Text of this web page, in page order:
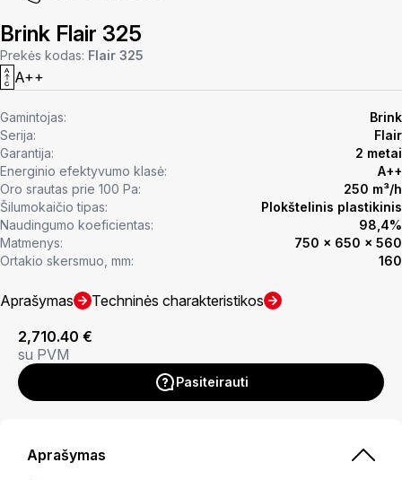
Brink Flair 325
Prekės kodas: Flair 325
A++
Gamintojas:
Brink
Serija:
Flair
Garantija:
2 metai
Energinio efektyvumo klasė:
A++
Oro srautas prie 100 Pa:
250 m³/h
Šilumokaičio tipas:
Plokštelinis plastikinis
Naudingumo koeficientas:
98,4%
Matmenys:
750 x 650 x 560
Ortakio skersmuo, mm:
160
Aprašymas
Techninės charakteristikos
2,710.40 €
su PVM
Pasiteirauti
Aprašymas